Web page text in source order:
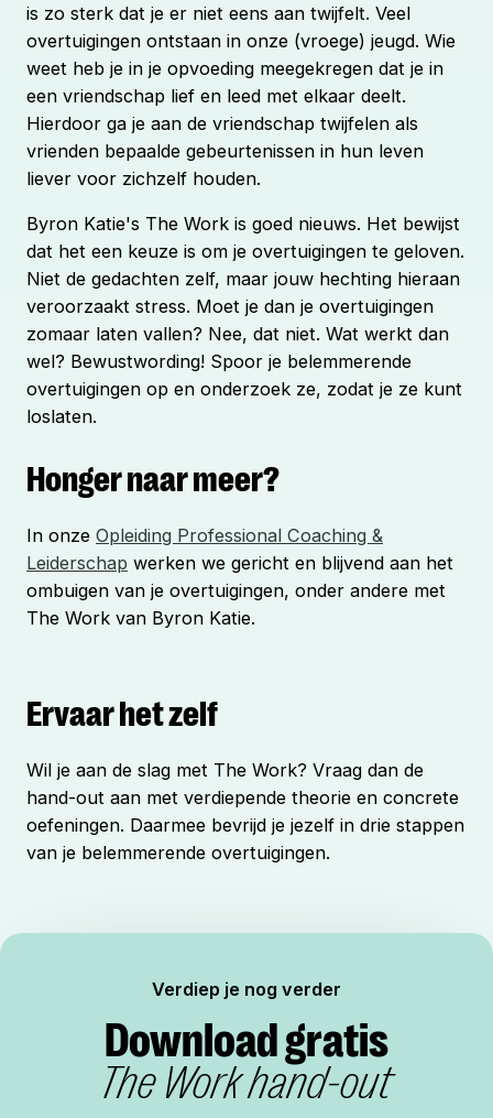
is zo sterk dat je er niet eens aan twijfelt. Veel
overtuigingen ontstaan in onze (vroege) jeugd. Wie
weet heb je in je opvoeding meegekregen dat je in
een vriendschap lief en leed met elkaar deelt.
Hierdoor ga je aan de vriendschap twijfelen als
vrienden bepaalde gebeurtenissen in hun leven
liever voor zichzelf houden.
Byron Katie's The Work is goed nieuws. Het bewijst
dat het een keuze is om je overtuigingen te geloven.
Niet de gedachten zelf, maar jouw hechting hieraan
veroorzaakt stress. Moet je dan je overtuigingen
zomaar laten vallen? Nee, dat niet. Wat werkt dan
wel? Bewustwording! Spoor je belemmerende
overtuigingen op en onderzoek ze, zodat je ze kunt
loslaten.
Honger naar meer?
In onze Opleiding Professional Coaching &
Leiderschap werken we gericht en blijvend aan het
ombuigen van je overtuigingen, onder andere met
The Work van Byron Katie.
Ervaar het zelf
Wil je aan de slag met The Work? Vraag dan de
hand-out aan met verdiepende theorie en concrete
oefeningen. Daarmee bevrijd je jezelf in drie stappen
van je belemmerende overtuigingen.
Verdiep je nog verder
Download gratis
The Work hand-out